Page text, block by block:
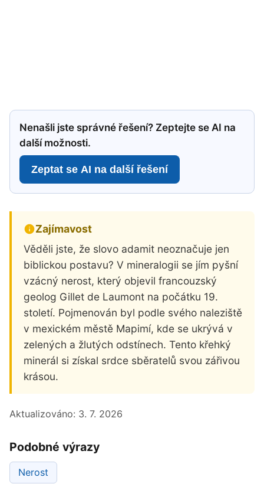
Nenašli jste správné řešení? Zeptejte se AI na
další možnosti.
Zeptat se AI na další řešení
Zajímavost
Věděli jste, že slovo adamit neoznačuje jen
biblickou postavu? V mineralogii se jím pyšní
vzácný nerost, který objevil francouzský
geolog Gillet de Laumont na počátku 19.
století. Pojmenován byl podle svého naleziště
v mexickém městě Mapimí, kde se ukrývá v
zelených a žlutých odstínech. Tento křehký
minerál si získal srdce sběratelů svou zářivou
krásou.
Aktualizováno: 3. 7. 2026
Podobné výrazy
Nerost